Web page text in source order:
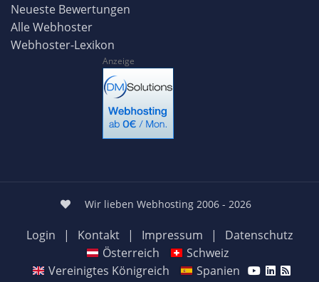
Neueste Bewertungen
Alle Webhoster
Webhoster-Lexikon
Anzeige
Wir lieben Webhosting 2006 - 2026
Login | Kontakt | Impressum |
Datenschutz
Österreich
Schweiz
Vereinigtes Königreich
Spanien